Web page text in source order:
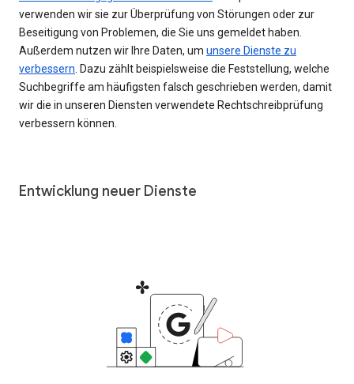
verwenden wir sie zur Überprüfung von Störungen oder zur
Beseitigung von Problemen, die Sie uns gemeldet haben.
Außerdem nutzen wir Ihre Daten, um unsere Dienste zu
verbessern . Dazu zählt beispielsweise die Feststellung, welche
Suchbegriffe am häufigsten falsch geschrieben werden, damit
wir die in unseren Diensten verwendete Rechtschreibprüfung
verbessern können.
Entwicklung neuer Dienste